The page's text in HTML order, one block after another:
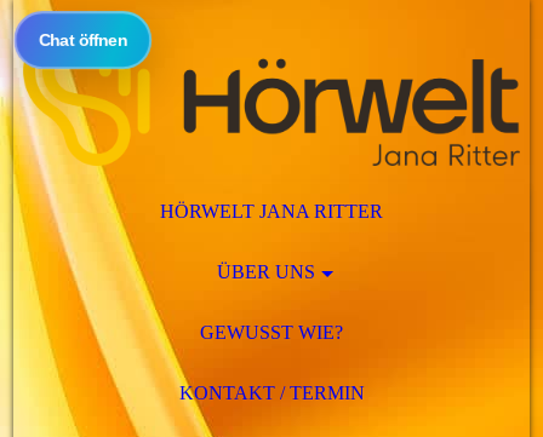
HÖRWELT JANA RITTER
ÜBER UNS
GEWUSST WIE?
KONTAKT / TERMIN
Chat öffnen